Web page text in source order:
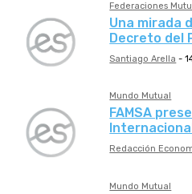
Federaciones
Una mirada
Decreto del
Santiago Arella -
Mundo Mutual
FAMSA
Redacción
Mundo Mutual